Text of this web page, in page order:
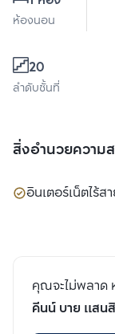
ห้องนอน
20
ลำดับชั้นที่
สิ่งอำนวยความ
อินเตอร์เน็ตไร้ส
คุณจะไม่พลาด
คีนน์ บาย แสน